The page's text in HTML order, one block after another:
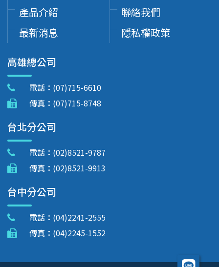
產品介紹
最新消息
聯絡我們
隱私權政策
高雄總公司
電話： (07)715-6610
傳真： (07)715-8748
台北分公司
電話： (02)8521-9787
傳真： (02)8521-9913
台中分公司
電話： (04)2241-2555
傳真： (04)2245-1552